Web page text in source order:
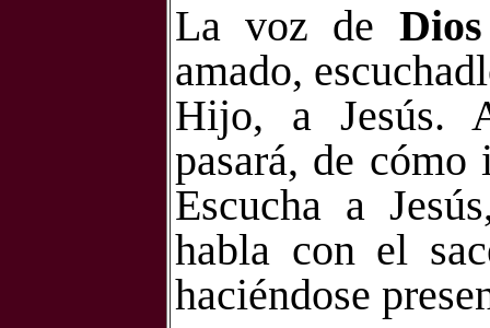
La voz de
amado,
Hijo, a Jesús.
pasará, de
Escucha a
habla con el
haciéndose